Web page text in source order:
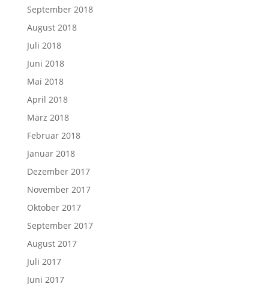
September 2018
August 2018
Juli 2018
Juni 2018
Mai 2018
April 2018
März 2018
Februar 2018
Januar 2018
Dezember 2017
November 2017
Oktober 2017
September 2017
August 2017
Juli 2017
Juni 2017